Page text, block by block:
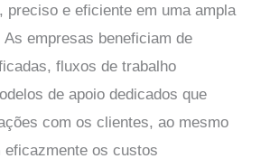
preciso e eficiente em uma ampla
empresas beneficiam de
fluxos de trabalho
de apoio dedicados que
com os clientes, ao mesmo
eficazmente os custos